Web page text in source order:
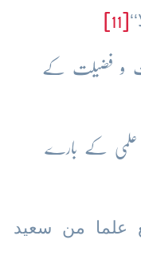
و فضیلت کے
علمی کے بارے
علما من سعید